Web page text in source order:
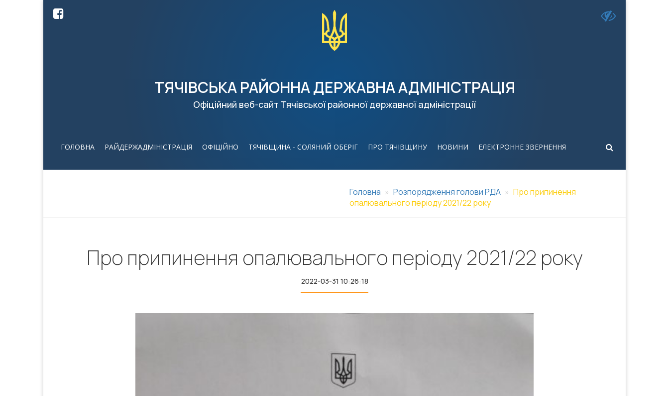
ТЯЧІВСЬКА РАЙОННА ДЕРЖАВНА АДМІНІСТРАЦІЯ
Офіційний веб-сайт Тячівської районної державної адміністрації
ГОЛОВНА РАЙДЕРЖАДМІНІСТРАЦІЯ ОФІЦІЙНО ТЯЧІВЩИНА - СОЛЯНИЙ ОБЕРІГ ПРО ТЯЧІВЩИНУ НОВИНИ ЕЛЕКТРОННЕ ЗВЕРНЕННЯ
Головна Розпорядження голови РДА
Про припинення
опалювального періоду 2021/22 року
Про припинення опалювального періоду 2021/22 року
2022-03-31 10:26:18